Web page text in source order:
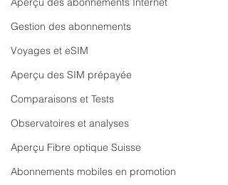
Gestion des abonnements
Voyages et eSIM
Aperçu des SIM prépayée
Comparaisons et Tests
Observatoires et analyses
Aperçu Fibre optique Suisse
Abonnements mobiles en promotion